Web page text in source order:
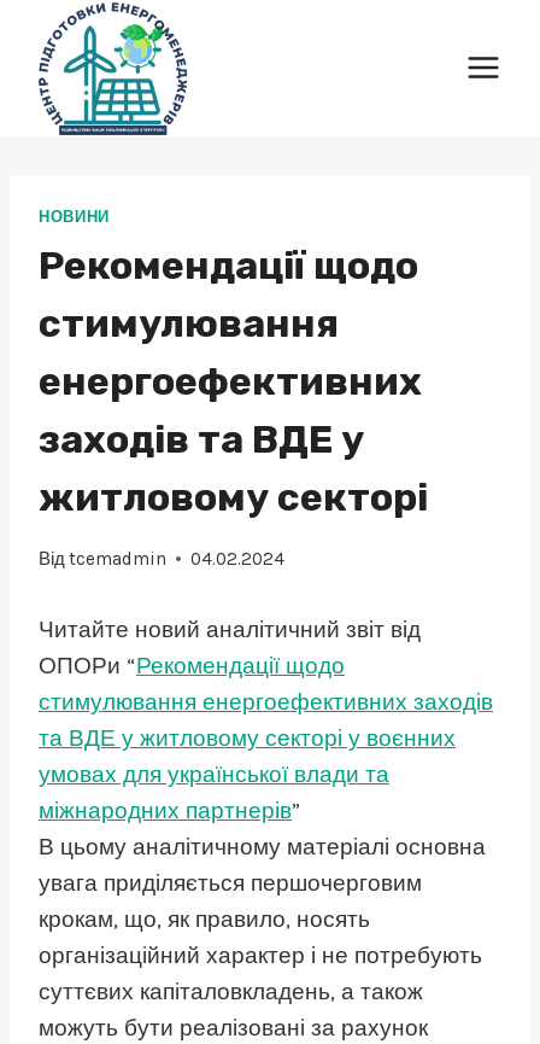
Перейти
вмісту
НОВИНИ
Рекомендації щодо
стимулювання
енергоефективних
заходів та ВДЕ у
житловому секторі
Відtcemadmin 04.02.2024
Читайте новий аналітичний звіт від
ОПОРи “Рекомендації щодо
стимулювання енергоефективних заходів
та ВДЕ у житловому секторі у воєнних
умовах для української влади та
міжнародних партнерів”
В цьому аналітичному матеріалі основна
увага приділяється першочерговим
крокам, що, як правило, носять
організаційний характер і не потребують
суттєвих капіталовкладень, а також
можуть бути реалізовані за рахунок